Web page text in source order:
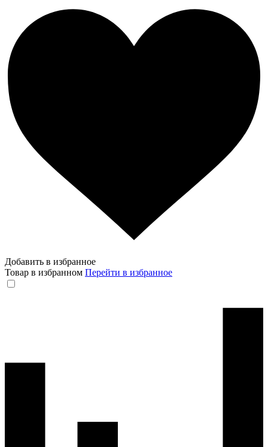
Добавить в избранное
Товар в избранном Перейти в избранное